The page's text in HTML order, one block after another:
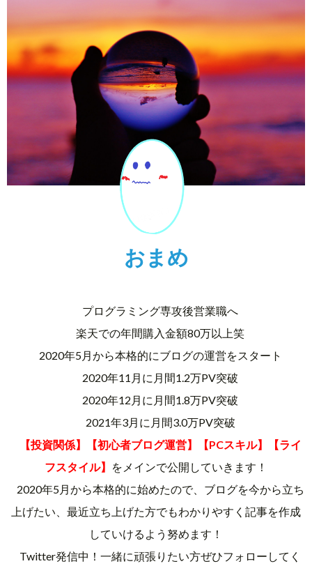
おまめ
プログラミング専攻後営業職へ
楽天での年間購入金額80万以上笑
2020年5月から本格的にブログの運営をスタート
2020年11月に月間1.2万PV突破
2020年12月に月間1.8万PV突破
2021年3月に月間3.0万PV突破
【投資関係】【初心者ブログ運営】【PCスキル】【ライ
フスタイル】
をメインで公開していきます！
2020年5月から本格的に始めたので、ブログを今から立ち
上げたい、最近立ち上げた方でもわかりやすく記事を作成
していけるよう努めます！
Twitter発信中！一緒に頑張りたい方ぜひフォローしてく